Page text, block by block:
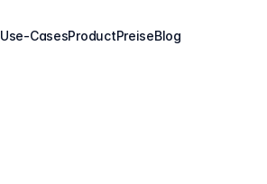
Use-CasesProductPreiseBlog